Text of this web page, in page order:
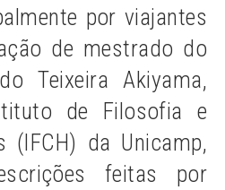
por viajantes
de mestrado do
Teixeira Akiyama,
de Filosofia e
(IFCH) da Unicamp,
feitas por